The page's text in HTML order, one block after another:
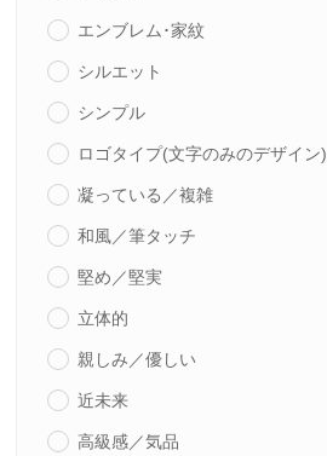
エンブレム･家紋
シルエット
シンプル
ロゴタイプ(文字のみのデザイン)
凝っている／複雑
和風／筆タッチ
堅め／堅実
立体的
親しみ／優しい
近未来
高級感／気品